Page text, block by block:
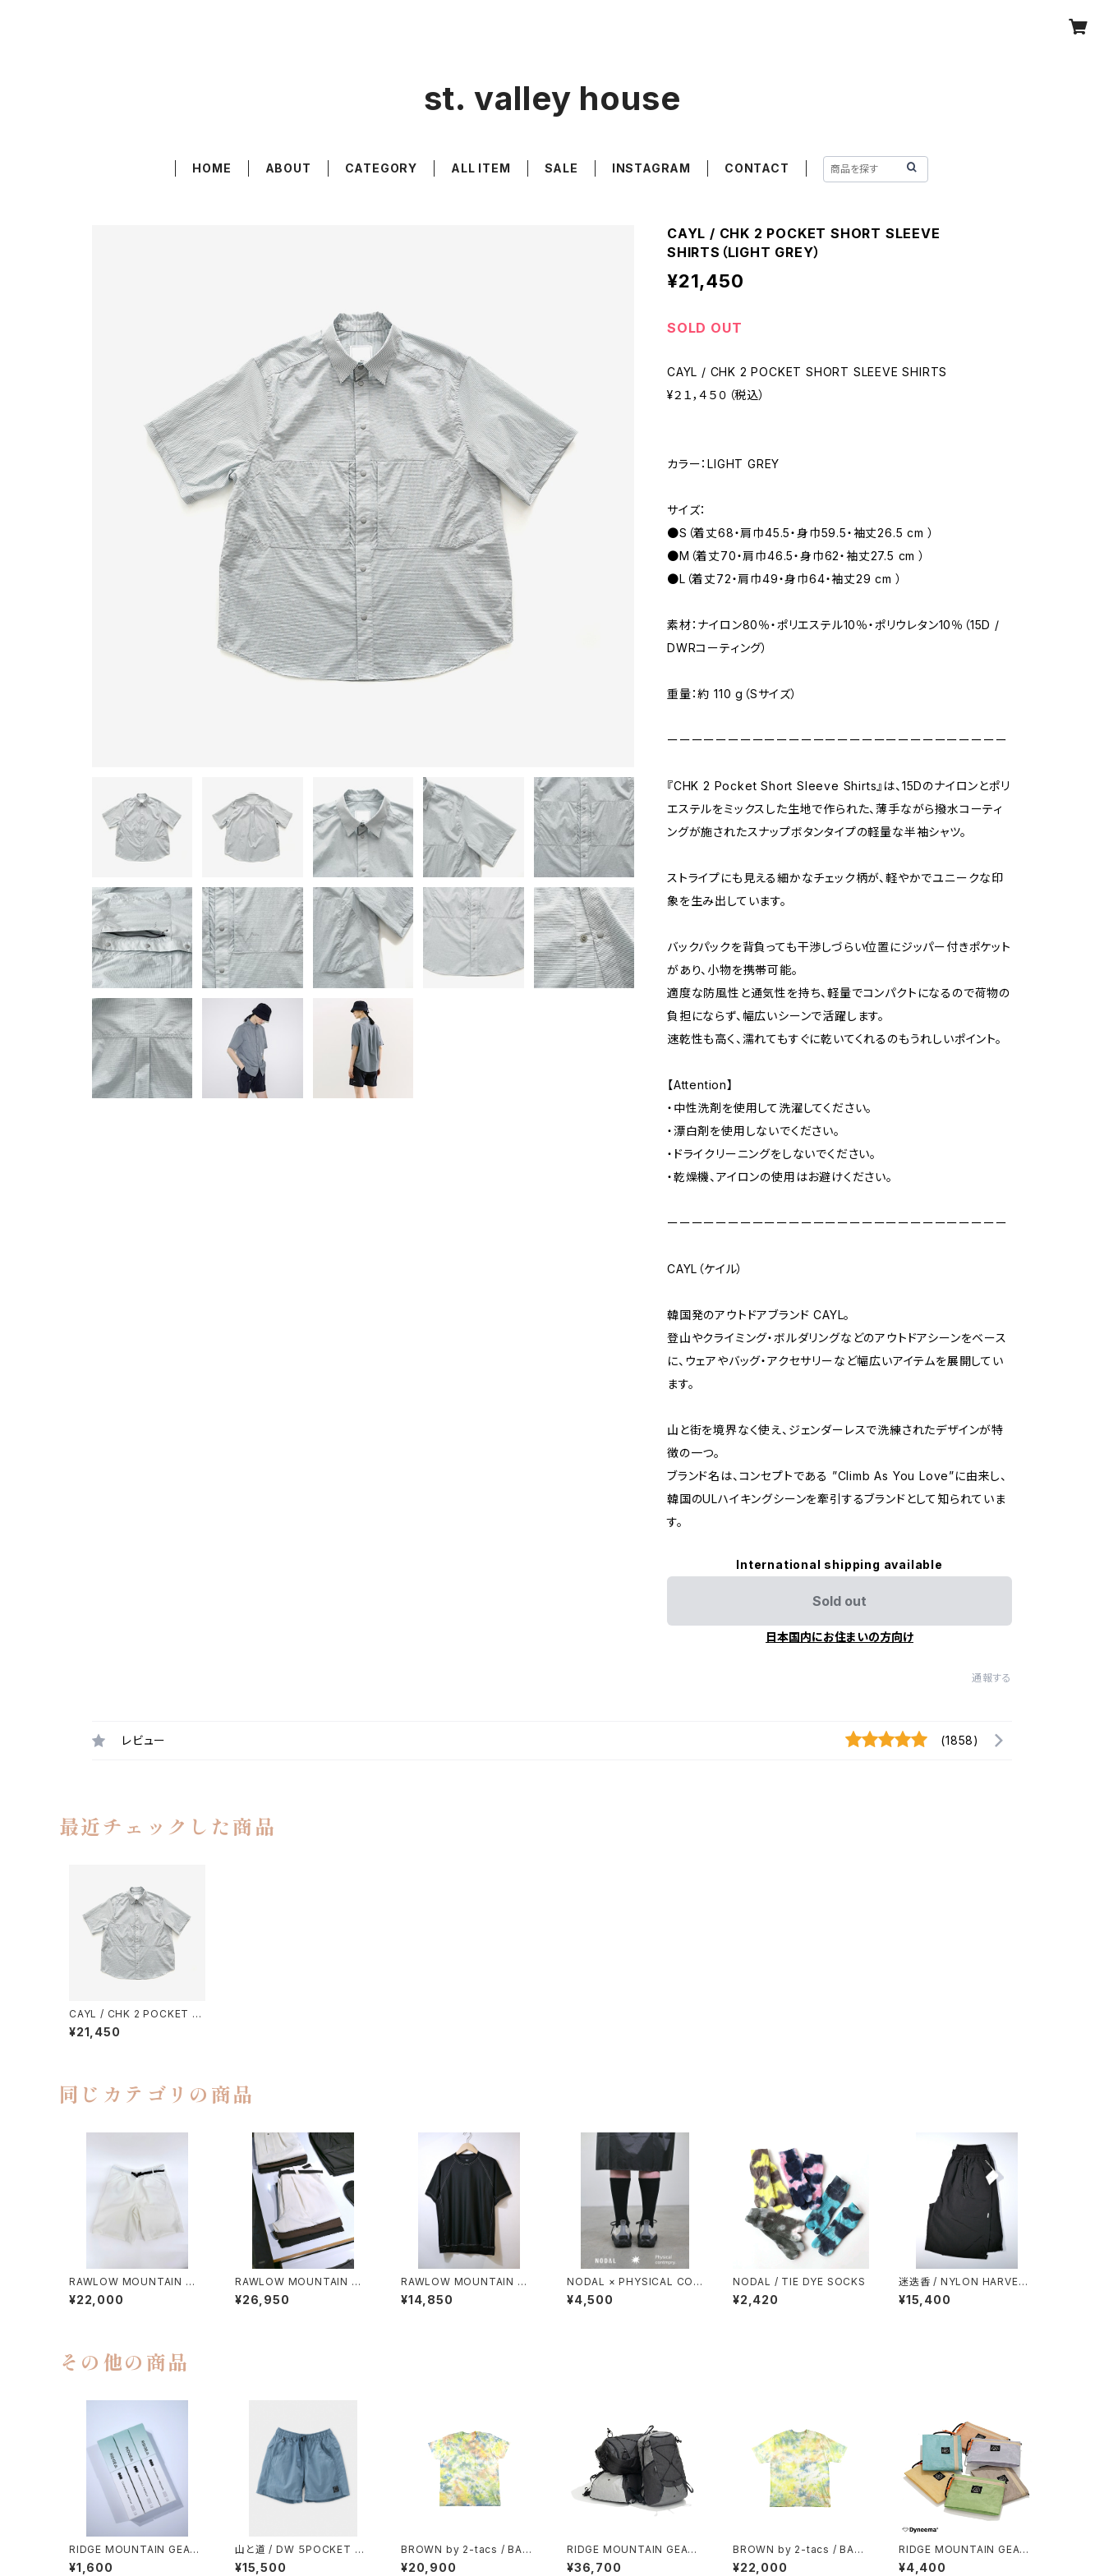
st. valley house
HOME ABOUT CATEGORY ALL ITEM SALE INSTAGRAM CONTACT
CAYL / CHK 2 POCKET SHORT SLEEVE
SHIRTS（LIGHT GREY）
¥21,450
SOLD OUT
CAYL / CHK 2 POCKET SHORT SLEEVE SHIRTS
¥２１，４５０（税込）
カラー：LIGHT GREY
サイズ：
●S（着丈68・肩巾45.5・身巾59.5・袖丈26.5 cm ）
●M（着丈70・肩巾46.5・身巾62・袖丈27.5 cm ）
●L（着丈72・肩巾49・身巾64・袖丈29 cm ）
素材：ナイロン80％・ポリエステル10％・ポリウレタン10％（15D /
DWRコーティング）
重量：約 110 g（Sサイズ）
ーーーーーーーーーーーーーーーーーーーーーーーーーーーー
『CHK 2 Pocket Short Sleeve Shirts』は、15Dのナイロンとポリ
エステルをミックスした生地で作られた、薄手ながら撥水コーティ
ングが施されたスナップボタンタイプの軽量な半袖シャツ。
ストライプにも見える細かなチェック柄が、軽やかでユニークな印
象を生み出しています。
バックパックを背負っても干渉しづらい位置にジッパー付きポケット
があり、小物を携帯可能。
適度な防風性と通気性を持ち、軽量でコンパクトになるので荷物の
負担にならず、幅広いシーンで活躍します。
速乾性も高く、濡れてもすぐに乾いてくれるのもうれしいポイント。
【Attention】
・中性洗剤を使用して洗濯してください。
・漂白剤を使用しないでください。
・ドライクリーニングをしないでください。
・乾燥機、アイロンの使用はお避けください。
ーーーーーーーーーーーーーーーーーーーーーーーーーーーー
CAYL（ケイル）
韓国発のアウトドアブランド CAYL。
登山やクライミング・ボルダリングなどのアウトドアシーンをベース
に、ウェアやバッグ・アクセサリーなど幅広いアイテムを展開してい
ます。
山と街を境界なく使え、ジェンダーレスで洗練されたデザインが特
徴の一つ。
ブランド名は、コンセプトである ”Climb As You Love”に由来し、
韓国のULハイキングシーンを牽引するブランドとして知られていま
す。
International shipping available
Sold out
日本国内にお住まいの方向け
通報する
レビュー (1858)
最近チェックした商品
CAYL / CHK 2 POCKET S
HORT SLEEVE SHIRTS（LI
GHT GREY）
¥21,450
同じカテゴリの商品
RAWLOW MOUNTAIN WO
RKS / HIKER GURKHA PA
NTS
¥22,000
RAWLOW MOUNTAIN WO
RKS / HIKER BAKER PANT
S
¥26,950
RAWLOW MOUNTAIN WO
RKS / DAD LITE CREW
¥14,850
NODAL × PHYSICAL CON
TMPRY.
¥4,500
NODAL / TIE DYE SOCKS
¥2,420
迷迭香 / NYLON HARVEST
LOOSE SHORTS（2026）
¥15,400
その他の商品
RIDGE MOUNTAIN GEAR /
CLEANMELL PREMIUM P
¥1,600
山と道 / DW ５POCKET SH
ORTS（UNISEX）
¥15,500
BROWN by 2-tacs / BAA
POCKET（TIE DYE）
¥20,900
RIDGE MOUNTAIN GEAR /
ONE MILE TRIM
¥36,700
BROWN by 2-tacs / BAA
WIDE（TIE DYE）
¥22,000
RIDGE MOUNTAIN GEAR /
TRAVEL POUCH PLUS（D
¥4,400